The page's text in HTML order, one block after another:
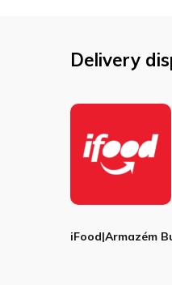
Delivery
iFood|Armazém